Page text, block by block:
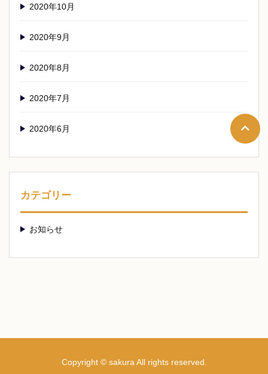
2020年10月
2020年9月
2020年8月
2020年7月
2020年6月
カテゴリー
お知らせ
Copyright © sakura All rights reserved.